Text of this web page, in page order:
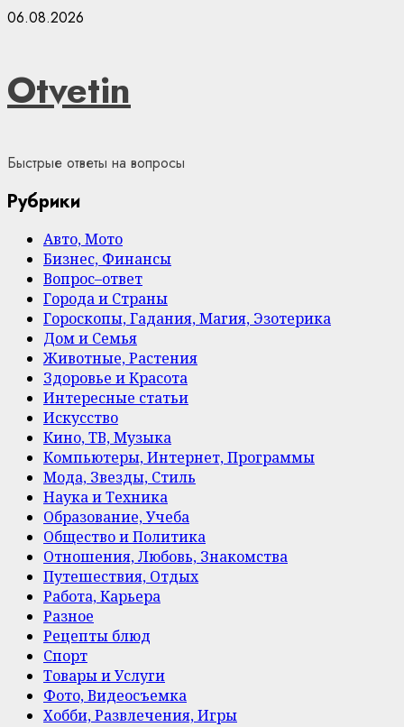
Skip
06.08.2026
Otvetin
Быстрые ответы на вопросы
Рубрики
Авто, Мото
Бизнес, Финансы
Вопрос–ответ
Города и Страны
Гороскопы, Гадания, Магия, Эзотерика
Дом и Семья
Животные, Растения
Здоровье и Красота
Интересные статьи
Искусство
Кино, ТВ, Музыка
Компьютеры, Интернет, Программы
Мода, Звезды, Стиль
Наука и Техника
Образование, Учеба
Общество и Политика
Отношения, Любовь, Знакомства
Путешествия, Отдых
Работа, Карьера
Разное
Рецепты блюд
Спорт
Товары и Услуги
Фото, Видеосъемка
Хобби, Развлечения, Игры